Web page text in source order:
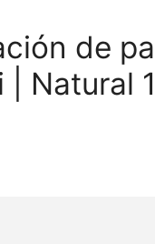
de
| Natural